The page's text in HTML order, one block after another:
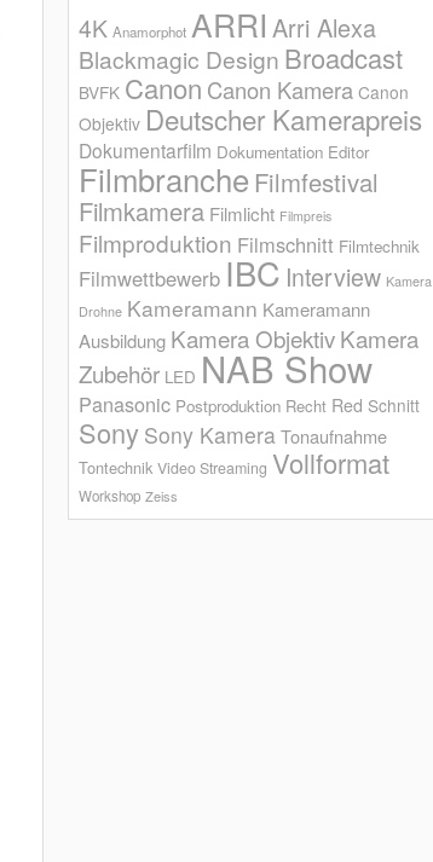
4K Anamorphot ARRI Arri Alexa
Blackmagic Design Broadcast
BVFK Canon Canon Kamera Canon
Objektiv Deutscher Kamerapreis
Dokumentarfilm Dokumentation Editor
Filmbranche Filmfestival
Filmkamera Filmlicht Filmpreis
Filmproduktion Filmschnitt Filmtechnik
Filmwettbewerb IBC Interview Kamera
Drohne Kameramann Kameramann
Ausbildung Kamera ObjektivKamera
Zubehör LED NAB Show
Panasonic Postproduktion Recht Red Schnitt
Sony Sony KameraTonaufnahme
Tontechnik Video Streaming Vollformat
Workshop Zeiss